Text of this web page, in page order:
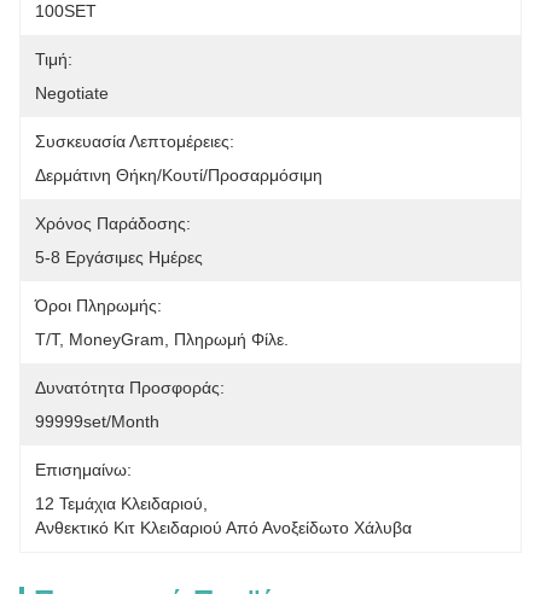
100SET
Τιμή:
Negotiate
Συσκευασία Λεπτομέρειες:
Δερμάτινη Θήκη/κουτί/προσαρμόσιμη
Χρόνος Παράδοσης:
5-8 Εργάσιμες Ημέρες
Όροι Πληρωμής:
Τ/Τ, MoneyGram, Πληρωμή Φίλε.
Δυνατότητα Προσφοράς:
99999set/Month
Επισημαίνω:
12 Τεμάχια Κλειδαριού
Ανθεκτικό Κιτ Κλειδαριού Από Ανοξείδωτο Χάλυβα